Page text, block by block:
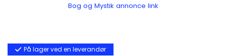
Bog og Mystik annonce link
På lager ved en leverandør